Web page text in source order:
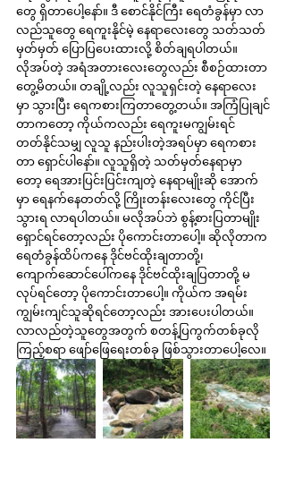
တွေ ရှိတာပေါ့နော်။ ဒီ စောင်နိုင်ကြီး ရေတံခွန်မှာ လာ
လည်သူတွေ ရေကူးနိုင်မဲ့ နေရာလေးတွေ သတ်သတ်
မှတ်မှတ် ပြောပြပေးထားလို့ စိတ်ချရပါတယ်။
လိုအပ်တဲ့ အရံအတားလေးတွေလည်း စီစဉ်ထားတာ
တွေ့မိတယ်။ တချို့လည်း လူသူရှင်းတဲ့ နေရာလေး
မှာ သွားပြီး ရေကစားကြတာတွေ့တယ်။ အကြံပြုချင်
တာကတော့ ကိုယ်ကလည်း ရေကူးမကျွမ်းရင်
တတ်နိုင်သမျှ လူသူ နည်းပါးတဲ့အရပ်မှာ ရေကစား
တာ ရှောင်ပါနော်။ လူသူရှိတဲ့ သတ်မှတ်နေရာမှာ
တော့ ရေအားပြင်းပြင်းကျတဲ့ နေရာမျိုးဆို အောက်
မှာ ရေနက်နေတတ်လို့ ကြိုးတန်းလေးတွေ ကိုင်ပြီး
သွားရ လာရပါတယ်။ မလိုအပ်ဘဲ စွန့်စားပြတာမျိုး
ရှောင်ရင်တော့လည်း ပိုကောင်းတာပေါ့။ ဆိုလိုတာက
ရေတံခွန်ထိပ်ကနေ ဒိုင်ဗင်ထိုးချတာတို့၊
ကျောက်ဆောင်ပေါ်ကနေ ဒိုင်ဗင်ထိုးချပြတာတို့ မ
လုပ်ရင်တော့ ပိုကောင်းတာပေါ့။ ကိုယ်က အရမ်း
ကျွမ်းကျင်သူဆိုရင်တော့လည်း အားပေးပါတယ်။
လာလည်တဲ့သူတွေအတွက် စတန့်ပြကွက်တစ်ခုလို
ကြည့်စရာ ဖျော်ဖြေရေးတစ်ခု ဖြစ်သွားတာပေါ့လေ။